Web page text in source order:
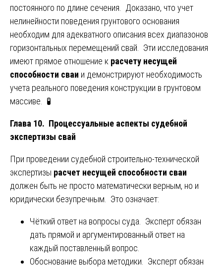
постоянного по длине сечения. Доказано, что учет
нелинейности поведения грунтового основания
необходим для адекватного описания всех диапазонов
горизонтальных перемещений свай. Эти исследования
имеют прямое отношение к расчету несущей
способности сваи и демонстрируют необходимость
учета реального поведения конструкции в грунтовом
массиве. 🧪
Глава 10. Процессуальные аспекты судебной
экспертизы свай
При проведении судебной строительно-технической
экспертизы расчет несущей способности сваи
должен быть не просто математически верным, но и
юридически безупречным. Это означает:
Чёткий ответ на вопросы суда. Эксперт обязан
дать прямой и аргументированный ответ на
каждый поставленный вопрос.
Обоснование выбора методики. Эксперт обязан